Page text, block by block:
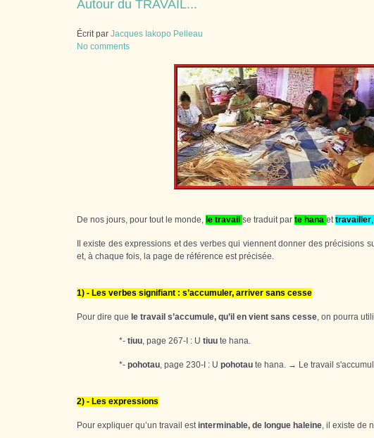
Autour du TRAVAIL...
Écrit par Jacques Iakopo Pelleau
No comments
De nos jours, pour tout le monde, le travail se traduit par te hana ettravailler,
Il existe des expressions et des verbes qui viennent donner des
et, à chaque fois, la page de référence est précisée.
1) - Les verbes signifiant : s’accumuler, arriver sans cesse
Pour dire que le travail s’accumule, qu’il en vient sans cesse, on pourra
*- tiuu, page 267-I : U tiuu te hana.
*- pohotau, page 230-I : U pohotau te hana. → Le travail
2) - Les expressions
Pour expliquer qu’un travail estinterminable, de longue haleine, il existe de